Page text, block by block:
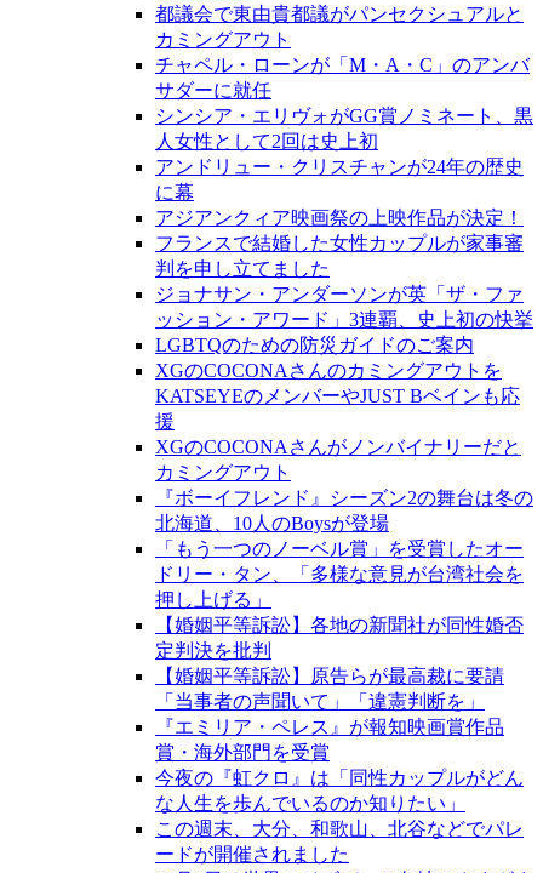
都議会で東由貴都議がパンセクシュアルと
カミングアウト
チャペル・ローンが「M・A・C」のアンバ
サダーに就任
シンシア・エリヴォがGG賞ノミネート、黒
人女性として2回は史上初
アンドリュー・クリスチャンが24年の歴史
に幕
アジアンクィア映画祭の上映作品が決定！
フランスで結婚した女性カップルが家事審
判を申し立てました
ジョナサン・アンダーソンが英「ザ・ファ
ッション・アワード」3連覇、史上初の快挙
LGBTQのための防災ガイドのご案内
XGのCOCONAさんのカミングアウトを
KATSEYEのメンバーやJUST Bベインも応
援
XGのCOCONAさんがノンバイナリーだと
カミングアウト
『ボーイフレンド』シーズン2の舞台は冬の
北海道、10人のBoysが登場
「もう一つのノーベル賞」を受賞したオー
ドリー・タン、「多様な意見が台湾社会を
押し上げる」
【婚姻平等訴訟】各地の新聞社が同性婚否
定判決を批判
【婚姻平等訴訟】原告らが最高裁に要請
「当事者の声聞いて」「違憲判断を」
『エミリア・ペレス』が報知映画賞作品
賞・海外部門を受賞
今夜の『虹クロ』は「同性カップルがどん
な人生を歩んでいるのか知りたい」
この週末、大分、和歌山、北谷などでパレ
ードが開催されました